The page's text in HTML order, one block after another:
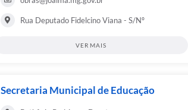
Rua Deputado Fidelcino Viana - S/Nº
VER MAIS
Secretaria Municipal de Educação